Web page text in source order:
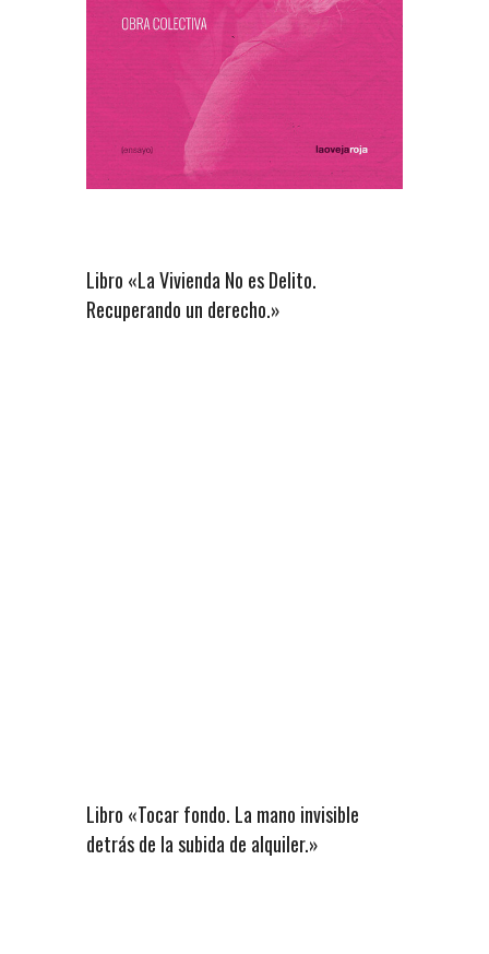
Libro «La Vivienda No es Delito.
Recuperando un derecho.»
Libro «Tocar fondo. La mano invisible
detrás de la subida de alquiler.»